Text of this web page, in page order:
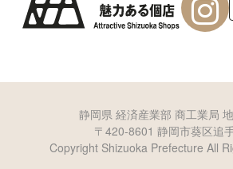
静岡県 経済産業部 商工業局
〒420-8601 静岡市葵区追
Copyright Shizuoka Prefecture All